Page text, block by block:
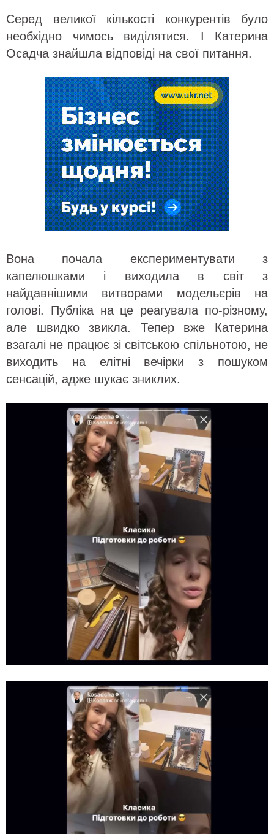
Серед великої кількості конкурентів було
необхідно чимось виділятися. І Катерина
Осадча знайшла відповіді на свої питання.
Вона почала експериментувати з
капелюшками і виходила в світ з
найдавнішими витворами модельєрів на
голові. Публіка на це реагувала по-різному,
але швидко звикла. Тепер вже Катерина
взагалі не працює зі світською спільнотою, не
виходить на елітні вечірки з пошуком
сенсацій, адже шукає зниклих.